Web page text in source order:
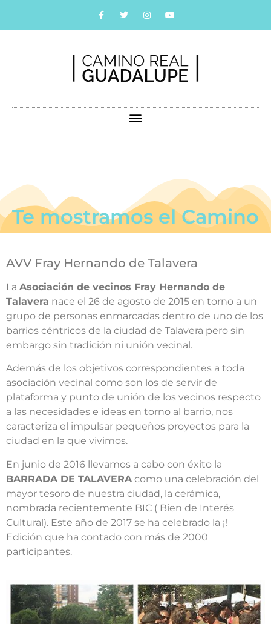
Te mostramos el Camino
AVV Fray Hernando de Talavera
La Asociación de vecinos Fray Hernando de
Talavera nace el 26 de agosto de 2015 en torno a un
grupo de personas enmarcadas dentro de uno de los
barrios céntricos de la ciudad de Talavera pero sin
embargo sin tradición ni unión vecinal.
Además de los objetivos correspondientes a toda
asociación vecinal como son los de servir de
plataforma y punto de unión de los vecinos respecto
a las necesidades e ideas en torno al barrio, nos
caracteriza el impulsar pequeños proyectos para la
ciudad en la que vivimos.
En junio de 2016 llevamos a cabo con éxito la
BARRADA DE TALAVERA como una celebración del
mayor tesoro de nuestra ciudad, la cerámica,
nombrada recientemente BIC ( Bien de Interés
Cultural). Este año de 2017 se ha celebrado la ¡!
Edición que ha contado con más de 2000
participantes.